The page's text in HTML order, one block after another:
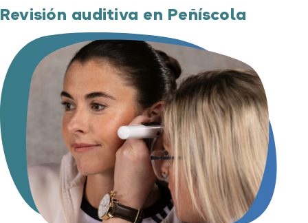
Revisión auditiva en Peñíscola